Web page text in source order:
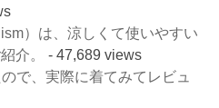
）は、涼しくて使いやすい
介。
- 47,689 views
で、実際に着てみてレビュ